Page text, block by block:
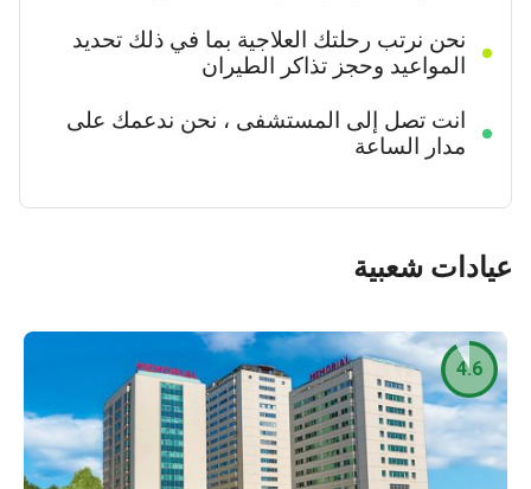
نحن نرتب رحلتك العلاجية بما في ذلك تحديد
المواعيد وحجز تذاكر الطيران
انت تصل إلى المستشفى ، نحن ندعمك على
مدار الساعة
عيادات شعبية
4.6